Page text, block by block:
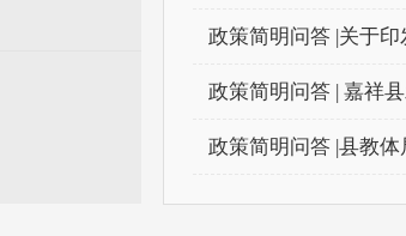
政策简明问答 |关于
政策简明问答 | 嘉祥
政策简明问答 |县教